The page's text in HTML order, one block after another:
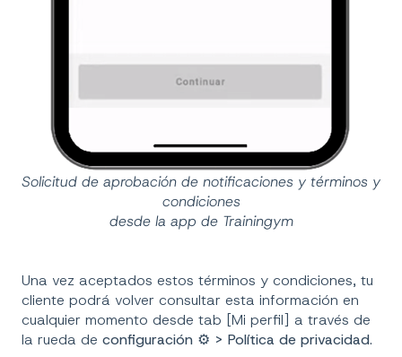
Solicitud de aprobación de notificaciones y términos y
condiciones
desde la app de Trainingym
Una vez aceptados estos términos y condiciones, tu
cliente podrá volver consultar esta información en
cualquier momento desde tab [Mi perfil] a través de
la rueda de configuración ⚙ > Política de privacidad.